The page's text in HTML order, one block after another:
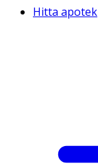
Hitta apotek